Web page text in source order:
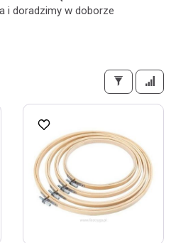
i doradzimy w doborze